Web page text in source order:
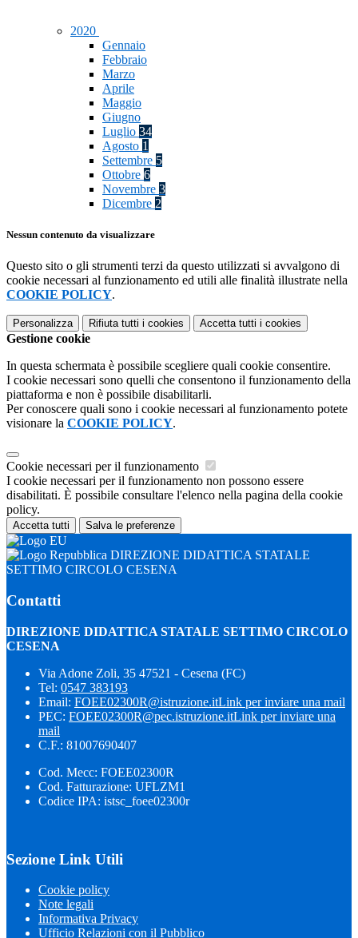
2020
Gennaio
Febbraio
Marzo
Aprile
Maggio
Giugno
Luglio 34
Agosto 1
Settembre 5
Ottobre 6
Novembre 3
Dicembre 2
Nessun contenuto da visualizzare
Questo sito o gli strumenti terzi da questo utilizzati si avvalgono di
cookie necessari al funzionamento ed utili alle finalità illustrate nella
COOKIE POLICY.
Personalizza Rifiuta tutti i cookies Accetta tutti i cookies
Gestione cookie
In questa schermata è possibile scegliere quali cookie consentire.
I cookie necessari sono quelli che consentono il funzionamento della
piattaforma e non è possibile disabilitarli.
Per conoscere quali sono i cookie necessari al funzionamento potete
visionare la COOKIE POLICY.
Cookie necessari per il funzionamento
I cookie necessari per il funzionamento non possono essere
disabilitati. È possibile consultare l'elenco nella pagina della cookie
policy.
Accetta tutti Salva le preferenze
DIREZIONE DIDATTICA STATALE
SETTIMO CIRCOLO CESENA
Contatti
DIREZIONE DIDATTICA STATALE SETTIMO CIRCOLO
CESENA
Via Adone Zoli, 35 47521 - Cesena (FC)
Tel: 0547 383193
Email: FOEE02300R@istruzione.itLink per inviare una mail
PEC: FOEE02300R@pec.istruzione.itLink per inviare una
mail
C.F.: 81007690407
Cod. Mecc: FOEE02300R
Cod. Fatturazione: UFLZM1
Codice IPA: istsc_foee02300r
Sezione Link Utili
Cookie policy
Note legali
Informativa Privacy
Ufficio Relazioni con il Pubblico